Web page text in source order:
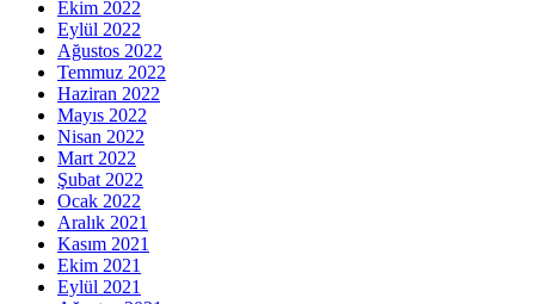
Ekim 2022
Eylül 2022
Ağustos 2022
Temmuz 2022
Haziran 2022
Mayıs 2022
Nisan 2022
Mart 2022
Şubat 2022
Ocak 2022
Aralık 2021
Kasım 2021
Ekim 2021
Eylül 2021